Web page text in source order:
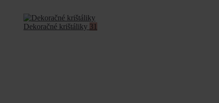
Dekoračné krištáliky 31